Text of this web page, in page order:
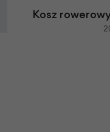
Kosz